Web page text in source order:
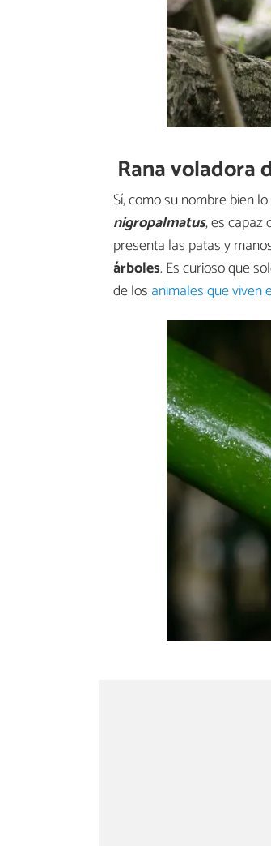
Rana voladora
Sí, como su nombre bien
nigropalmatus, es capaz
presenta las patas y
árboles. Es curioso que
de los animales que viven